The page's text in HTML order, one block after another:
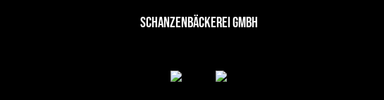
SCHANZENBÄCKEREI GMBH